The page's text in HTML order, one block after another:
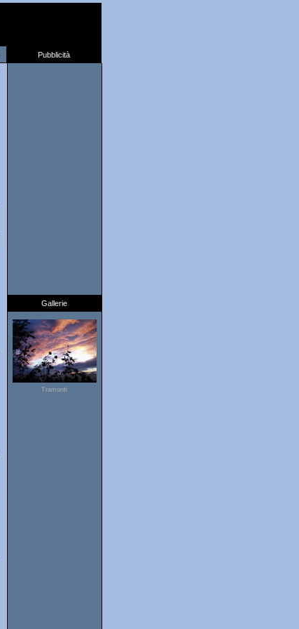
Pubblicità
Gallerie
Tramonti